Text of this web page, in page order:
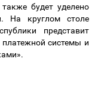
будет уделено
На круглом столе
представит
системы и